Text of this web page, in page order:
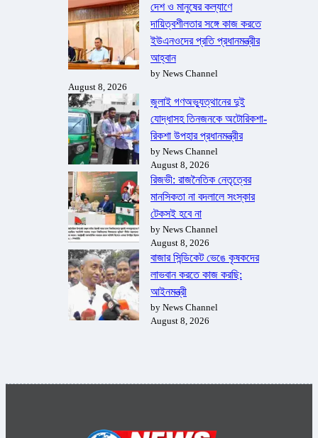
দেশ ও মানুষের কল্যাণে
দায়িত্বশীলতার সঙ্গে কাজ করতে
ইউএনওদের প্রতি প্রধানমন্ত্রীর
আহ্বান
by News Channel
August 8, 2026
জুলাই গণঅভ্যুত্থানের দুই
যোদ্ধাসহ তিনজনকে অটোরিকশা-
রিকশা উপহার প্রধানমন্ত্রীর
by News Channel
August 8, 2026
রিজভী: রাজনৈতিক নেতৃত্বের
মানসিকতা না বদলালে সংস্কার
টেকসই হবে না
by News Channel
August 8, 2026
বাজার সিন্ডিকেট ভেঙে কৃষকদের
লাভবান করতে কাজ করছি:
আইনমন্ত্রী
by News Channel
August 8, 2026